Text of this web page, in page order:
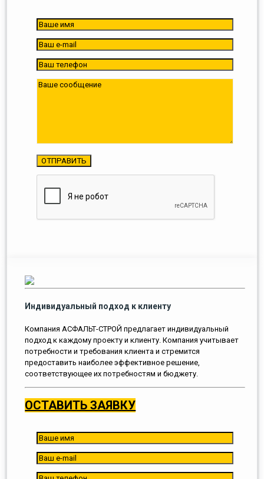
Индивидуальный подход к клиенту
Компания АСФАЛЬТ-СТРОЙ предлагает индивидуальный
подход к каждому проекту и клиенту. Компания учитывает
потребности и требования клиента и стремится
предоставить наиболее эффективное решение,
соответствующее их потребностям и бюджету.
ОСТАВИТЬ ЗАЯВКУ